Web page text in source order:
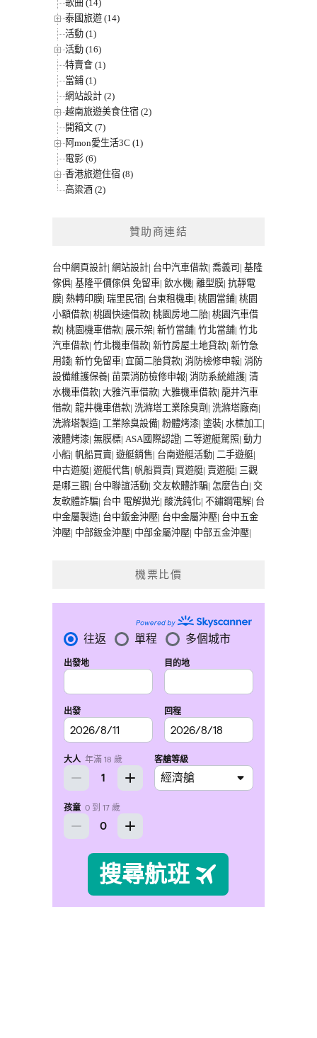
歌曲 (14)
泰國旅遊 (14)
活動 (1)
活動 (16)
特賣會 (1)
當鋪 (1)
網站設計 (2)
越南旅遊美食住宿 (2)
開箱文 (7)
阿mon愛生活3C (1)
電影 (6)
香港旅遊住宿 (8)
高粱酒 (2)
贊助商連結
台中網頁設計| 網站設計| 台中汽車借款| 喬義司 | 基隆
傢俱| 基隆平價傢俱 免留車| 飲水機| 離型膜| 抗靜電
膜| 熱轉印膜| 瑞里民宿| 台東租機車| 桃園當鋪| 桃園
小額借款| 桃園快速借款| 桃園房地二胎| 桃園汽車借
款| 桃園機車借款| 展示架| 新竹當舖| 竹北當舖| 竹北
汽車借款| 竹北機車借款| 新竹房屋土地貸款| 新竹急
用錢| 新竹免留車| 宜蘭二胎貸款| 消防檢修申報| 消防
設備維護保養| 苗栗消防檢修申報| 消防系統維護| 清
水機車借款| 大雅汽車借款| 大雅機車借款| 龍井汽車
借款| 龍井機車借款| 洗滌塔工業除臭劑 | 洗滌塔廠商|
洗滌塔製造| 工業除臭設備| 粉體烤漆| 塗裝| 水標加工|
液體烤漆| 無膜標| ASA國際認證| 二等遊艇駕照| 動力
小船| 帆船買賣| 遊艇銷售| 台南遊艇活動| 二手遊艇|
中古遊艇| 遊艇代售| 帆船買賣| 買遊艇| 賣遊艇| 三觀
是哪三觀| 台中聯誼活動| 交友軟體詐騙| 怎麼告白| 交
友軟體詐騙| 台中 電解拋光| 酸洗鈍化| 不鏽鋼電解| 台
中金屬製造| 台中鈑金沖壓| 台中金屬沖壓| 台中五金
沖壓| 中部鈑金沖壓| 中部金屬沖壓| 中部五金沖壓|
機票比價